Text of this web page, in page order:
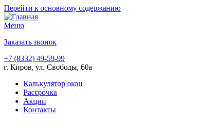
Перейти к основному содержанию
Меню
Заказать звонок
+7 (8332) 49-59-99
г. Киров, ул. Свободы, 60а
Калькулятор окон
Рассрочка
Акции
Контакты